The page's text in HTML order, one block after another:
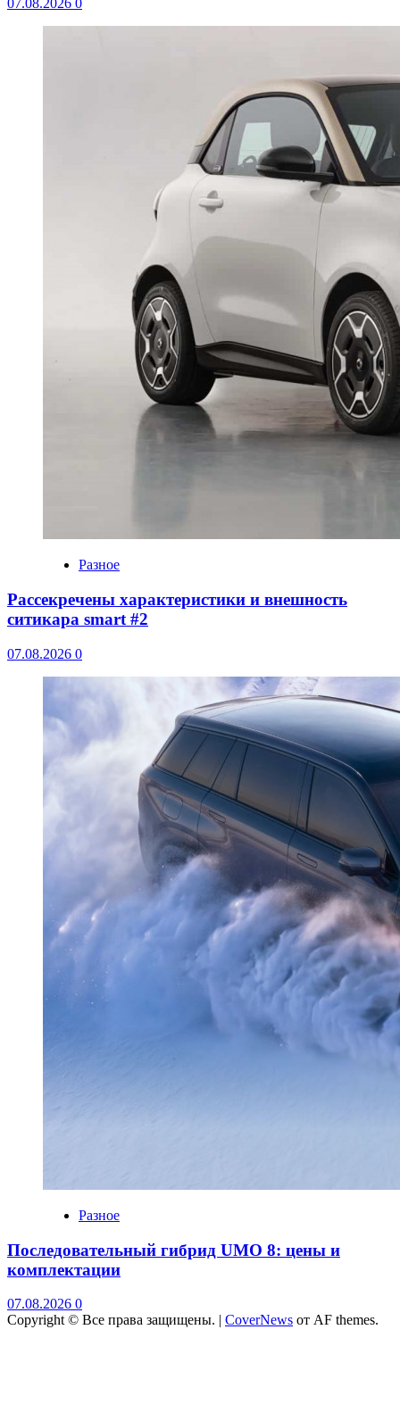
07.08.2026 0
Разное
Рассекречены характеристики и внешность
ситикара smart #2
07.08.2026 0
Разное
Последовательный гибрид UMO 8: цены и
комплектации
07.08.2026 0
Copyright © Все права защищены. | CoverNews от AF themes.